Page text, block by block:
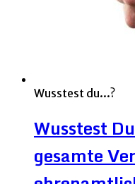
Wusstest du...?
Wusstest
gesamte